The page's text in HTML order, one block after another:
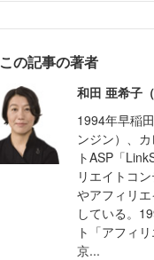
この記事の著者
和田 亜希子
1994年早稲
ンジン）、
トASP「
リエイトコ
やアフィリ
している。
ト「アフィ
京...